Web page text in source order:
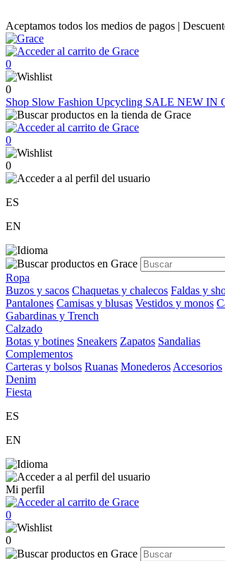
Aceptamos todos los medios de pagos |
0
0
Shop Slow Fashion Upcycling SALE NEW IN
0
0
ES
EN
Ropa
Buzos y sacos Chaquetas y chalecos Faldas y
Pantalones Camisas y blusas Vestidos y monos
Gabardinas y Trench
Calzado
Botas y botines Sneakers Zapatos Sandalias
Complementos
Carteras y bolsos Ruanas Monederos Accesorios
Denim
Fiesta
ES
EN
Mi perfil
0
0